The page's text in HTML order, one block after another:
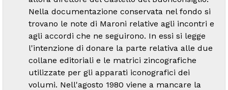
Nella documentazione conservata nel fondo si
trovano le note di Maroni relative agli incontri e
agli accordi che ne seguirono. In essi si legge
l'intenzione di donare la parte relativa alle due
collane editoriali e le matrici zincografiche
utilizzate per gli apparati iconografici dei
volumi. Nell'agosto 1980 viene a mancare la